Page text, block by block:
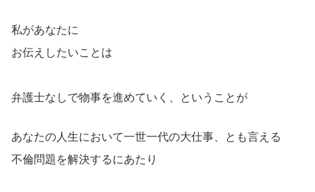
私があなたに
お伝えしたいことは
弁護士なしで物事を進めていく、ということが
あなたの人生において一世一代の大仕事、とも言える
不倫問題を解決するにあたり